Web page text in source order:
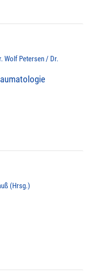
Wolf Petersen / Dr.
(Hrsg.)